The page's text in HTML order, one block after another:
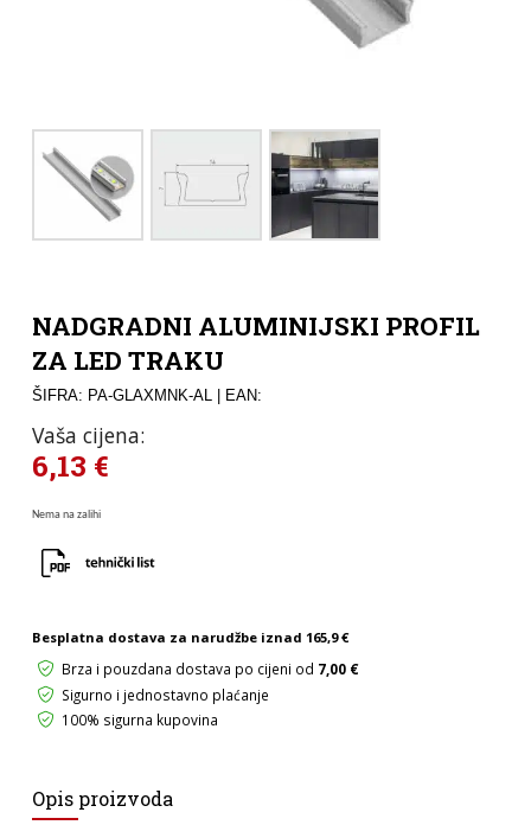
NADGRADNI ALUMINIJSKI PROFIL
ZA LED TRAKU
ŠIFRA: PA-GLAXMNK-AL | EAN:
Vaša cijena:
6,13 €
Nema na zalihi
Besplatna dostava za narudžbe iznad 165,9 €
Brza i pouzdana dostava po cijeni od 7,00 €
Sigurno i jednostavno plaćanje
100% sigurna kupovina
Opis proizvoda